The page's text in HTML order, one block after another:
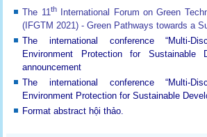
The 11thInternational Forum on Green
(IFGTM 2021) - Green Pathways towards a
The international conference “Multi-
Environment Protection for Sustainable
announcement
The international conference “Multi-
Environment Protection for Sustainable
Format abstract hội thảo.